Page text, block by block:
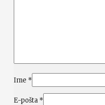
Ime *
E-pošta *